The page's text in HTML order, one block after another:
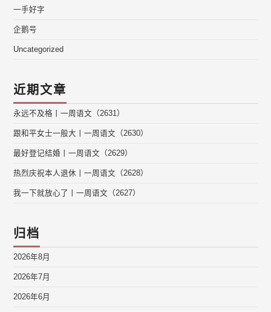
一手好字
企鹅号
Uncategorized
近期文章
永远不及格丨一周语文（2631）
跟和平女士一般大丨一周语文（2630）
最好登记结婚丨一周语文（2629）
热烈庆祝本人退休丨一周语文（2628）
我一下就放心了丨一周语文（2627）
归档
2026年8月
2026年7月
2026年6月